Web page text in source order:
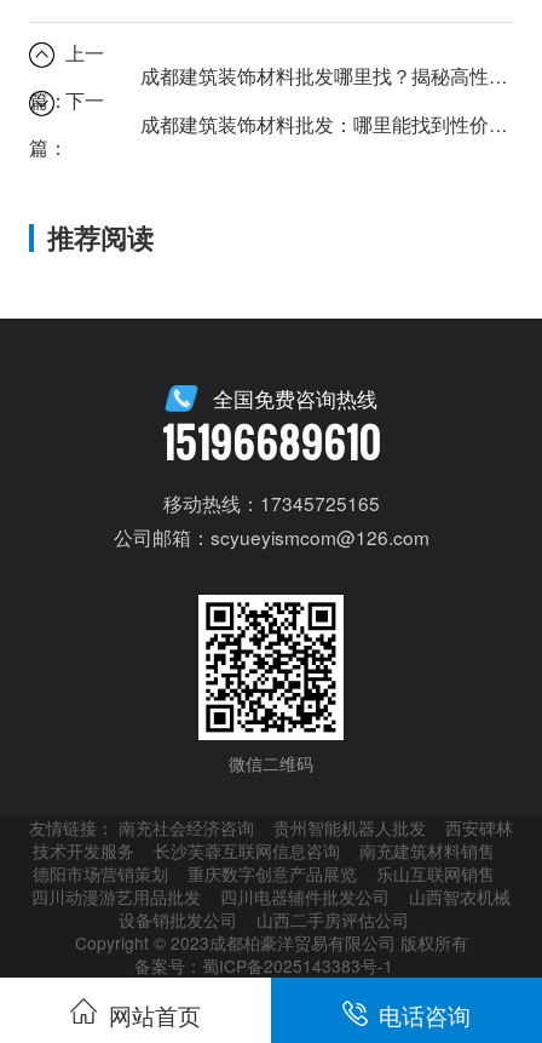
上一
篇：
成都建筑装饰材料批发哪里找？揭秘高性价比采购渠道。
下一
篇：
成都建筑装饰材料批发：哪里能找到性价比最高的供应商？
推荐阅读
全国免费咨询热线
15196689610
移动热线：17345725165
公司邮箱：scyueyismcom@126.com
微信二维码
友情链接：南充社会经济咨询 贵州智能机器人批发
西安碑林
技术开发服务
长沙芙蓉互联网信息咨询
南充建筑材料销售
德阳市场营销策划
重庆数字创意产品展览
乐山互联网销售
四川动漫游艺用品批发
四川电器辅件批发公司
山西智农机械
设备销批发公司
山西二手房评估公司
Copyright © 2023成都柏豪洋贸易有限公司 版权所有
备案号：蜀ICP备2025143383号-1
网站首页 电话咨询